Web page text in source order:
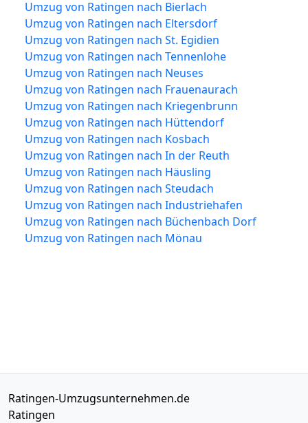
Umzug von Ratingen nach Bierlach
Umzug von Ratingen nach Eltersdorf
Umzug von Ratingen nach St. Egidien
Umzug von Ratingen nach Tennenlohe
Umzug von Ratingen nach Neuses
Umzug von Ratingen nach Frauenaurach
Umzug von Ratingen nach Kriegenbrunn
Umzug von Ratingen nach Hüttendorf
Umzug von Ratingen nach Kosbach
Umzug von Ratingen nach In der Reuth
Umzug von Ratingen nach Häusling
Umzug von Ratingen nach Steudach
Umzug von Ratingen nach Industriehafen
Umzug von Ratingen nach Büchenbach Dorf
Umzug von Ratingen nach Mönau
Ratingen-Umzugsunternehmen.de
Ratingen